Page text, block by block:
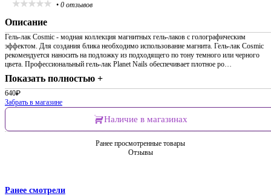
• 0 отзывов
Описание
Гель-лак Cosmic - модная коллекция магнитных гель-лаков с голографическим
эффектом. Для создания блика необходимо использование магнита. Гель-лак Сosmic
рекомендуется наносить на подложку из подходящего по тону темного или черного
цвета. Профессиональный гель-лак Planet Nails обеспечивает плотное ро…
Показать полностью +
640₽
Забрать в магазине
Наличие в магазинах
Ранее просмотренные товары
Отзывы
Ранее смотрели